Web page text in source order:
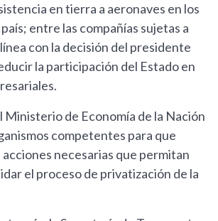
en tierra a aeronaves en los
entre las compañías sujetas a
con la decisión del presidente
la participación del Estado en
Ministerio de Economía de la Nación
competentes para que
necesarias que permitan
el proceso de privatización de la